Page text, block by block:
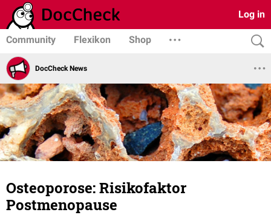
Log in
Community Flexikon Shop
DocCheck News
Osteoporose: Risikofaktor
Postmenopause